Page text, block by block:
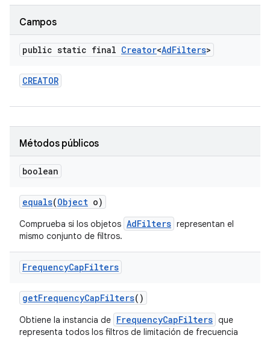
Campos
public static final Creator<AdFilters>
CREATOR
Métodos públicos
boolean
equals(Object o)
Comprueba si los objetos AdFilters representan el
mismo conjunto de filtros.
FrequencyCapFilters
getFrequencyCapFilters()
Obtiene la instancia de FrequencyCapFilters que
representa todos los filtros de limitación de frecuencia